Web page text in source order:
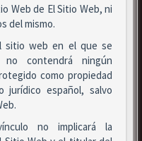
Web de El Sitio Web, ni
del mismo.
sitio web en el que se
no contendrá ningún
como propiedad
jurídico español, salvo
no implicará la